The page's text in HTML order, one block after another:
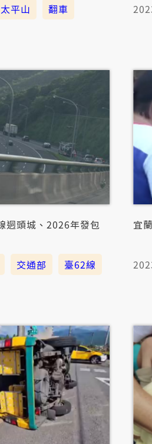
太平山
翻車
迵頭城、2026年發包
交通部
臺62線
宜